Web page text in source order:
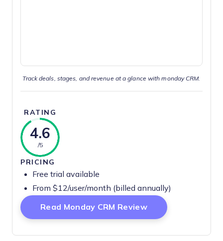
Track deals, stages, and revenue at a glance with monday CRM.
RATING
4.6
/5
PRICING
Free trial available
From $12/user/month (billed annually)
Read Monday CRM ReviewOpens New